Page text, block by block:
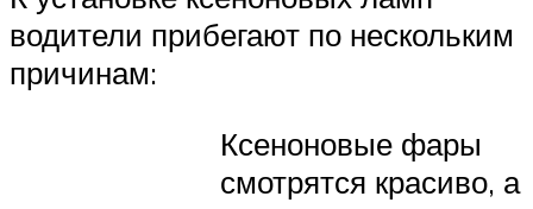
водители прибегают по нескольким
причинам:
Ксеноновые фары
смотрятся красиво, а